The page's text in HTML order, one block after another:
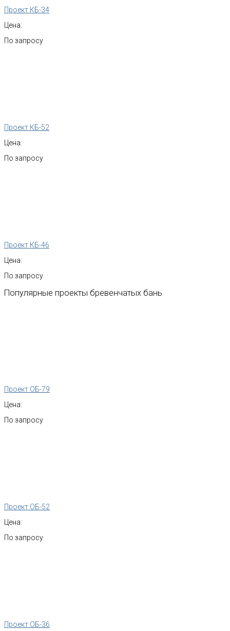
Проект КБ-34
Цена:
По запросу
Проект КБ-52
Цена:
По запросу
Проект КБ-46
Цена:
По запросу
Популярные проекты бревенчатых бань
Проект ОБ-79
Цена:
По запросу
Проект ОБ-52
Цена:
По запросу
Проект ОБ-36